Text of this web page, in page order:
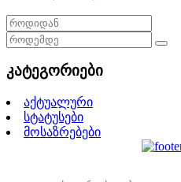
კატეგორიები
აქტუალური
სტატუსები
მოსაზრებები